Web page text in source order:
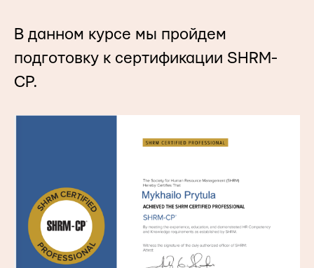
В данном курсе мы пройдем
подготовку к сертификации SHRM-
CP.